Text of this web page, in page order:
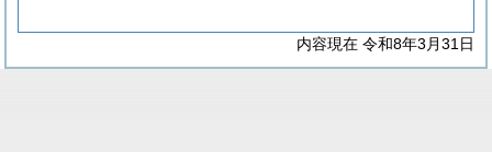
内容現在 令和8年3月31日